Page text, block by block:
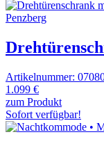
Artikelnummer:
1.099 €
zum Produkt
Sofort verfügbar!